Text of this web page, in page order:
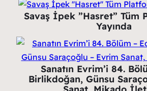
Savaş İpek ”Hasret” Tüm
Yayında
Sanatın Evrim’i 84.
Birlikdoğan, Günsu